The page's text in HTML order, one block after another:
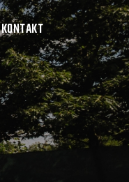
KONTAKT